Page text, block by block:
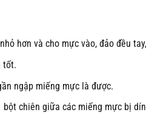
hơn và cho mực vào, đảo đều
tốt.
ngập miếng mực là được.
chiên giữa các miếng mực bị